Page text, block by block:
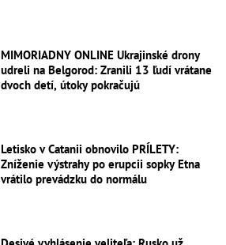
MIMORIADNY ONLINE Ukrajinské drony
udreli na Belgorod: Zranili 13 ľudí vrátane
dvoch detí, útoky pokračujú
Letisko v Catanii obnovilo PRÍLETY:
Zníženie výstrahy po erupcii sopky Etna
vrátilo prevádzku do normálu